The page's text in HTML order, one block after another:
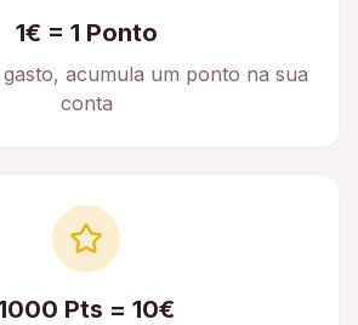
1€ = 1 Ponto
acumula um ponto na sua
conta
Pts = 10€